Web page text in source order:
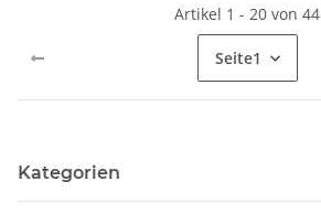
Artikel 1 - 20 von 44
Seite1
Kategorien